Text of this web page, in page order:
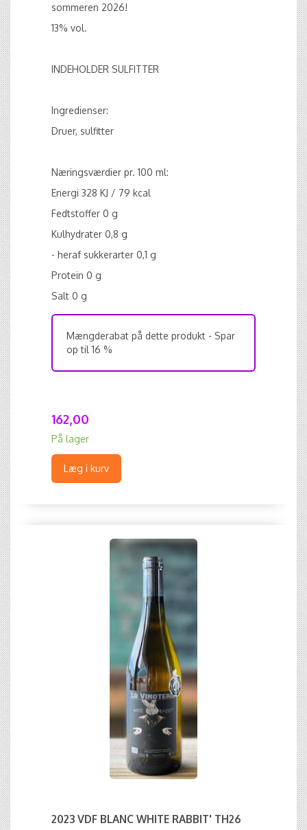
sommeren 2026!
13% vol.
INDEHOLDER SULFITTER
Ingredienser:
Druer, sulfitter
Næringsværdier pr. 100 ml:
Energi 328 KJ / 79 kcal
Fedtstoffer 0 g
Kulhydrater 0,8 g
- heraf sukkerarter 0,1 g
Protein 0 g
Salt 0 g
Mængderabat på dette produkt - Spar
op til 16 %
162,00
På lager
Læg i kurv
2023 VDF BLANC WHITE RABBIT' TH26